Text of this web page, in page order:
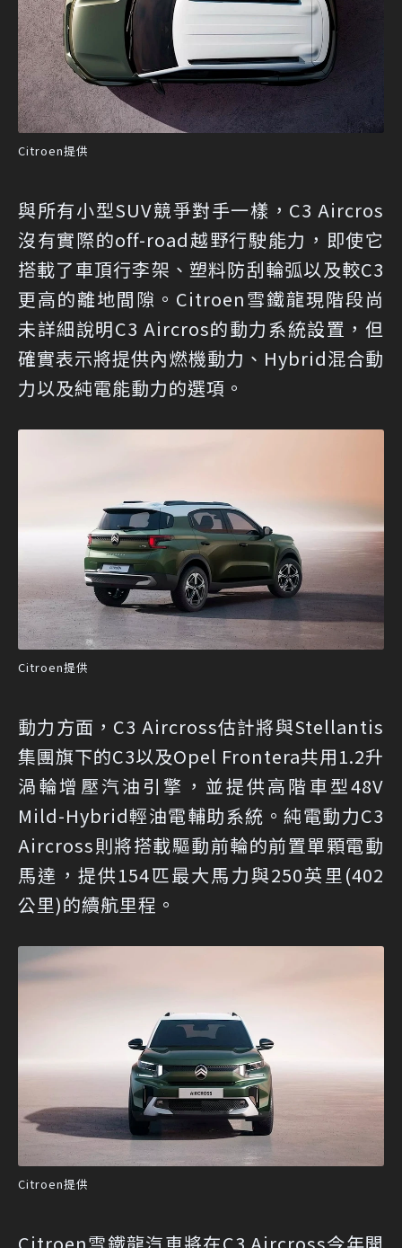
Citroen提供
與所有小型SUV競爭對手一樣，C3 Aircros
沒有實際的off-road越野行駛能力，即使它
搭載了車頂行李架、塑料防刮輪弧以及較C3
更高的離地間隙。Citroen雪鐵龍現階段尚
未詳細說明C3 Aircros的動力系統設置，但
確實表示將提供內燃機動力、Hybrid混合動
力以及純電能動力的選項。
Citroen提供
動力方面，C3 Aircross估計將與Stellantis
集團旗下的C3以及Opel Frontera共用1.2升
渦輪增壓汽油引擎，並提供高階車型48V
Mild-Hybrid輕油電輔助系統。純電動力C3
Aircross則將搭載驅動前輪的前置單顆電動
馬達，提供154匹最大馬力與250英里(402
公里)的續航里程。
Citroen提供